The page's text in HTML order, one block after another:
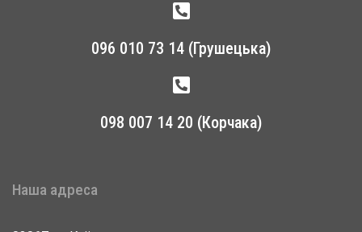
096 010 73 14 (Грушецька)
098 007 14 20 (Корчака)
Наша адреса